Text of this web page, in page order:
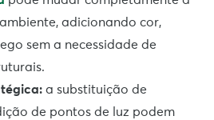
adicionando cor,
sem a necessidade de
a substituição de
de pontos de luz podem